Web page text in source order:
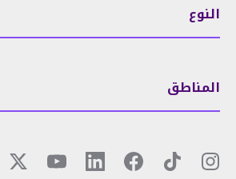
النوع
المناطق